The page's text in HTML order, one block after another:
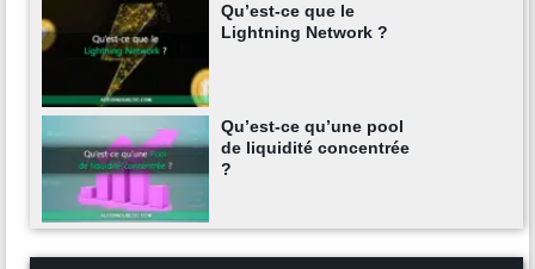
Qu’est-ce que le
Lightning Network ?
Qu’est-ce qu’une pool
de liquidité concentrée
?